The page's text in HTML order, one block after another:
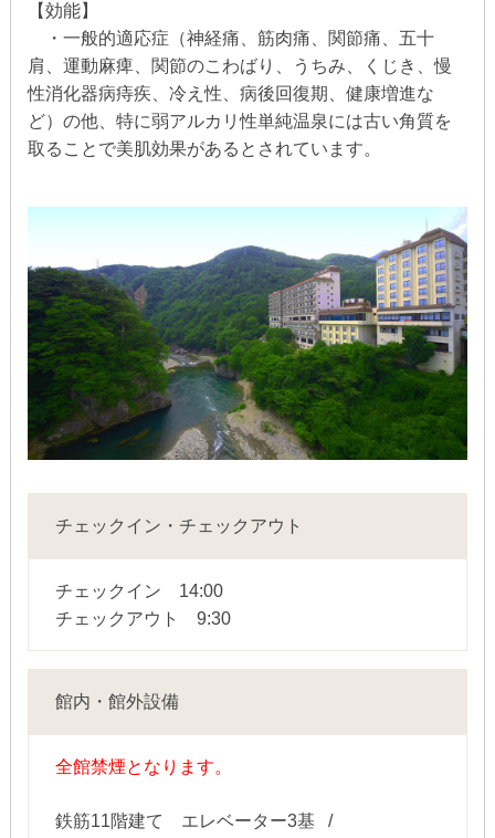
【効能】
・一般的適応症（神経痛、筋肉痛、関節痛、五十
肩、運動麻痺、関節のこわばり、うちみ、くじき、慢
性消化器病痔疾、冷え性、病後回復期、健康増進な
ど）の他、特に弱アルカリ性単純温泉には古い角質を
取ることで美肌効果があるとされています。
チェックイン・チェックアウト
チェックイン 14:00
チェックアウト 9:30
館内・館外設備
全館禁煙となります。
鉄筋11階建て エレベーター3基